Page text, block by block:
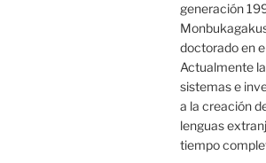
generación
doctorado en
Actualmente
sistemas e
a la creación
lenguas
tiempo